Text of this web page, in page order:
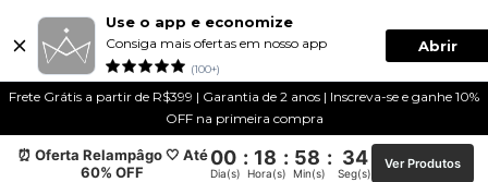
Use o app e economize
Consiga mais ofertas em nosso app
(100+)
Abrir
Frete Grátis a partir de R$399 | Garantia de 2 anos | Inscreva-se e ganhe 10%
OFF na primeira compra
⏰ Oferta Relampâgo 🤍 Até
60% OFF
00 : 18 : 58 : 34
Dia(s) Hora(s) Min(s) Seg(s)
Ver Produtos